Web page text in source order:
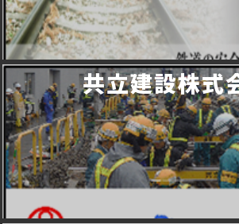
共立建設株式